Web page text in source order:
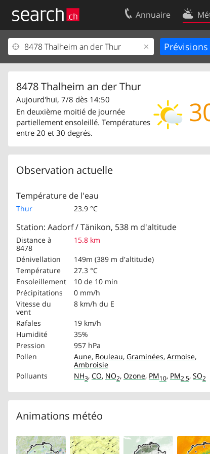
Annuaire
8478 Thalheim an der Thur
Aujourd'hui, 7/8 dès 14:50
En deuxième moitié de journée
partiellement ensoleillé. Températures
entre 20 et 30 degrés.
Observation actuelle
Température de l'eau
Thur 23.9 °C
Station: Aadorf / Tänikon, 538 m d'altitude
Distance à
8478
15.8 km
Dénivellation
149m (389 m d'altitude)
Température
27.3 °C
Ensoleillement
10 de 10 min
Précipitations
0 mm/h
Vitesse du
vent
8 km/h du E
Rafales
19 km/h
Humidité
35%
Pression
957 hPa
Pollen
Aune, Bouleau, Graminées, Armoise,
Ambroisie
Polluants
NH3, CO, NO2, Ozone, PM10, PM2.5, SO2
Animations météo
Votre inscription
Centre clients
Mentions Légales
Contact